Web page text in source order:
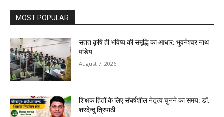
MOST POPULAR
सतत कृषि ही भविष्य की समृद्धि का आधार: भुवनेश्वर नाथ
पांडेय
August 7, 2026
शिक्षक हितों के लिए संघर्षशील नेतृत्व चुनने का समय: डॉ.
शरदेन्दु त्रिपाठी